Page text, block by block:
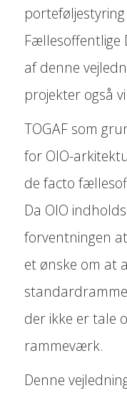
Fællesoffentlige
af denne
projekter også
TOGAF som
for OIO-
de facto
Da OIO
forventningen
et ønske om at
der ikke er tale
rammeværk.
Denne